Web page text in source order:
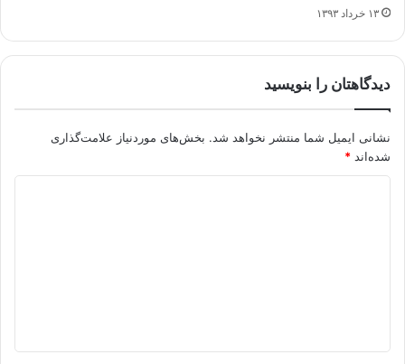
۱۳ خرداد ۱۳۹۳
دیدگاهتان را بنویسید
نشانی ایمیل شما منتشر نخواهد شد. بخش‌های موردنیاز علامت‌گذاری
شده‌اند *
*